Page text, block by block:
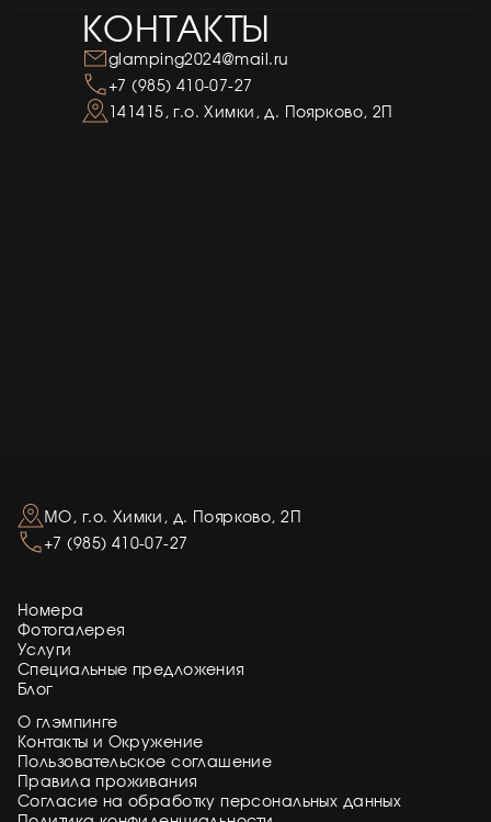
КОНТАКТЫ
glamping2024@mail.ru
+7 (985) 410-07-27
141415, г.о. Химки, д. Поярково, 2П
Номера
Фотогалерея
Услуги
Специальные предложения
Блог
О глэмпинге
Контакты и Окружение
Пользовательское соглашение
Правила проживания
Согласие на обработку персональных данных
МО, г.о. Химки, д. Поярково, 2П
+7 (985) 410-07-27